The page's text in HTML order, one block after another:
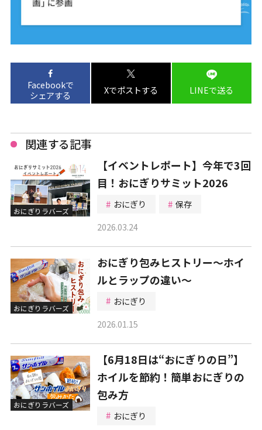
Facebookで
シェアする
Xでポストする LINEで送る
関連する記事
おにぎりラバーズ
【イベントレポート】今年で3回
目！おにぎりサミット2026
おにぎり
保存
2026.03.24
おにぎりラバーズ
おにぎり包みヒストリー～ホイ
ルとラップの違い～
おにぎり
2026.01.15
おにぎりラバーズ
【6月18日は“おにぎりの日”】
ホイルを節約！簡単おにぎりの
包み方
おにぎり